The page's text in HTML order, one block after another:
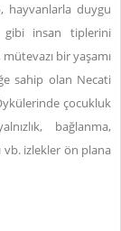
hayvanlarla duygu
gibi insan tiplerini
bir yaşamı
sahip olan Necati
çocukluk
bağlanma,
vb. izlekler ön plana